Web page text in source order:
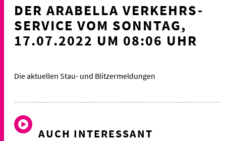
DER ARABELLA VERKEHRS-
SERVICE VOM SONNTAG,
17.07.2022 UM 08:06 UHR
Die aktuellen Stau- und Blitzermeldungen
AUCH INTERESSANT